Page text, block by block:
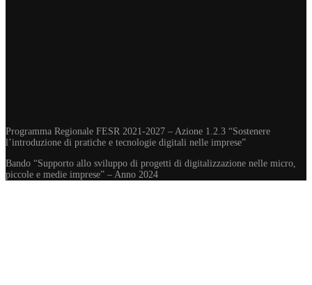
Programma Regionale FESR 2021-2027 – Azione 1.2.3 “Sostenere
l’introduzione di pratiche e tecnologie digitali nelle imprese”
Bando “Supporto allo sviluppo di progetti di digitalizzazione nelle micro,
piccole e medie imprese” – Anno 2024